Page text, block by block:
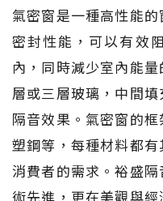
氣密窗是一種高性能
密封性能，可以有效
內，同時減少室內能
層或三層玻璃，中間
隔音效果。氣密窗的
塑鋼等，每種材料都
消費者的需求。裕盛
術先進，更在美觀與